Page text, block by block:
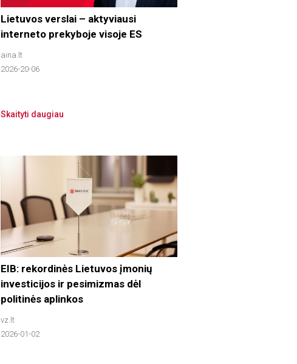
Lietuvos verslai – aktyviausi
interneto prekyboje visoje ES
aina.lt
2026-20-06
Skaityti daugiau
EIB: rekordinės Lietuvos įmonių
investicijos ir pesimizmas dėl
politinės aplinkos
vz.lt
2026-01-02